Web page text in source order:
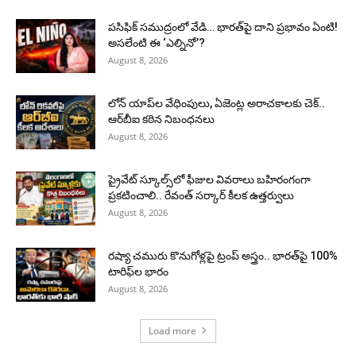
పసిఫిక్ సముద్రంలో వేడి… భారత్‌పై దాని ప్రభావం ఏంటి!
అసలేంటి ఈ ‘ఎల్నినో’?
August 8, 2026
లోన్ యాప్‌ల వేధింపులు, ఏజెంట్ల అరాచకాలకు చెక్..
ఆర్‌బీఐ కఠిన నిబంధనలు
August 8, 2026
ప్రైవేట్ స్కూల్స్‌లో ఫీజుల వివరాలు బహిరంగంగా
ప్రకటించాలి.. రేవంత్ సర్కార్ కీలక ఉత్తర్వులు
August 8, 2026
రష్యా చమురు కొనుగోళ్లపై ట్రంప్ అస్త్రం.. భారత్‌పై 100%
టారిఫ్‌ల భారం
August 8, 2026
Load more